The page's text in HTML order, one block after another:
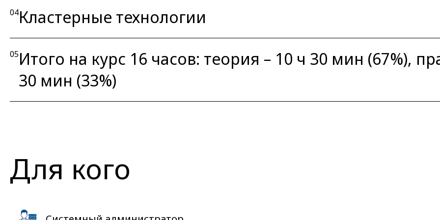
04Кластерные технологии
05Итого на курс 16 часов: теория – 10 ч 30 мин (67%),
30 мин (33%)
Для кого